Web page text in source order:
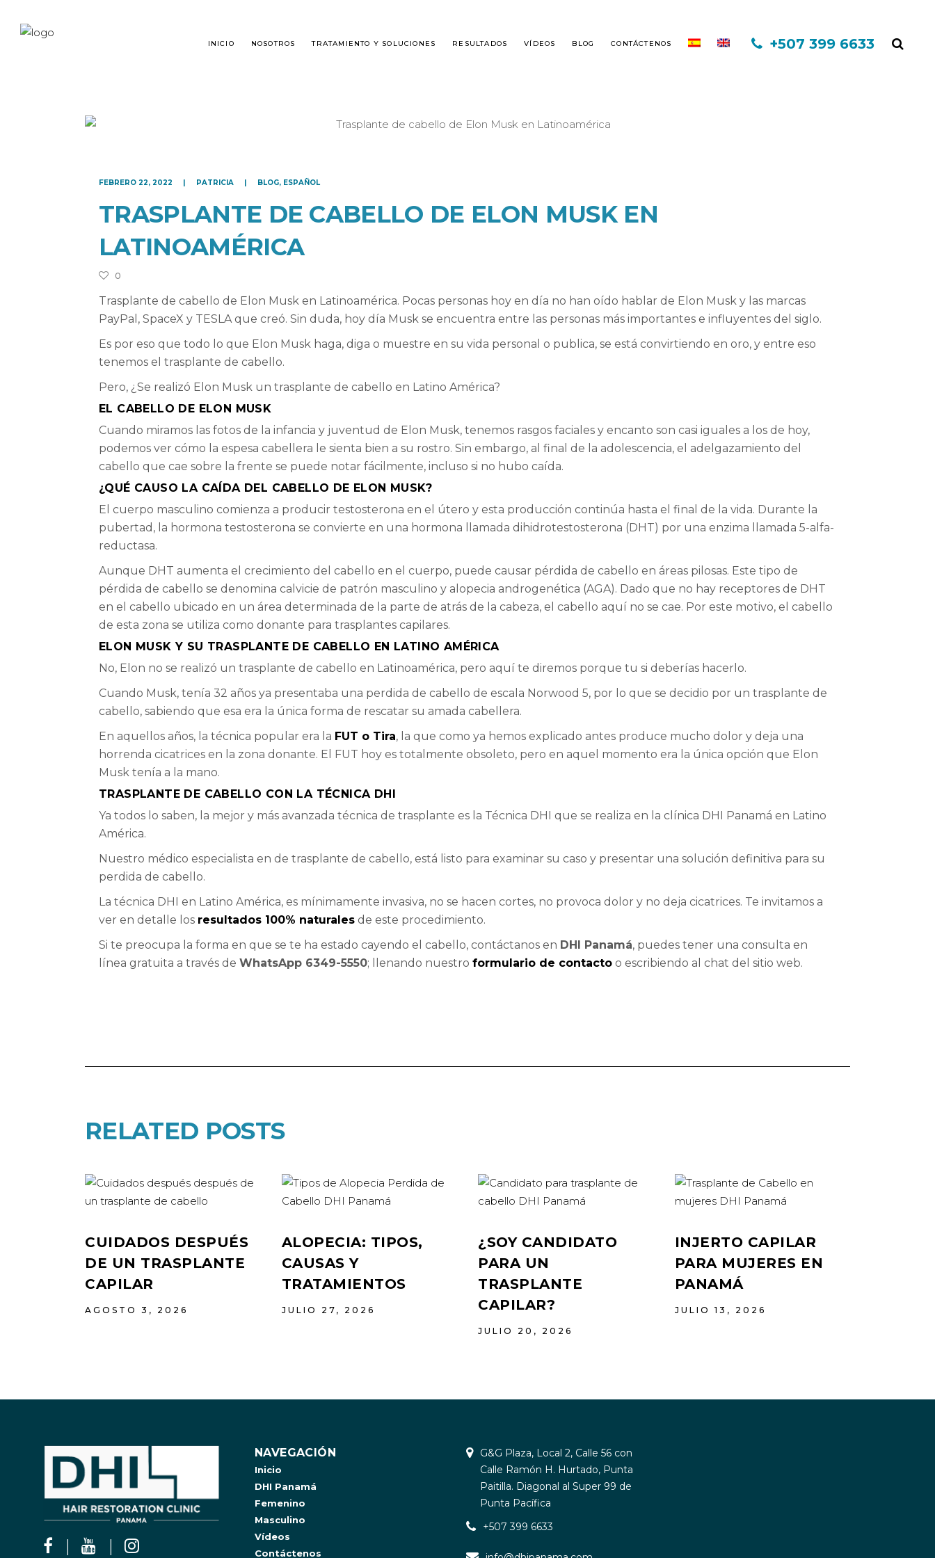
INICIO NOSOTROS TRATAMIENTO Y SOLUCIONES
RESTAURACIÓN DE CEJAS
MICROPIGMENTACIÓN
PREGUNTAS FRECUENTES
RESULTADOS VÍDEOS BLOG CONTÁCTENOS +507 399 6633
FEBRERO 22, 2022 PATRICIA BLOG, ESPAÑOL
TRASPLANTE DE CABELLO DE ELON MUSK EN
LATINOAMÉRICA
0
Trasplante de cabello de Elon Musk en Latinoamérica. Pocas personas hoy en día no han oído hablar de Elon Musk y las marcas
PayPal, SpaceX y TESLA que creó. Sin duda, hoy día Musk se encuentra entre las personas más importantes e influyentes del siglo.
Es por eso que todo lo que Elon Musk haga, diga o muestre en su vida personal o publica, se está convirtiendo en oro, y entre eso
tenemos el trasplante de cabello.
Pero, ¿Se realizó Elon Musk un trasplante de cabello en Latino América?
EL CABELLO DE ELON MUSK
Cuando miramos las fotos de la infancia y juventud de Elon Musk, tenemos rasgos faciales y encanto son casi iguales a los de hoy,
podemos ver cómo la espesa cabellera le sienta bien a su rostro. Sin embargo, al final de la adolescencia, el adelgazamiento del
cabello que cae sobre la frente se puede notar fácilmente, incluso si no hubo caída.
¿QUÉ CAUSO LA CAÍDA DEL CABELLO DE ELON MUSK?
El cuerpo masculino comienza a producir testosterona en el útero y esta producción continúa hasta el final de la vida. Durante la
pubertad, la hormona testosterona se convierte en una hormona llamada dihidrotestosterona (DHT) por una enzima llamada 5-alfa-
reductasa.
Aunque DHT aumenta el crecimiento del cabello en el cuerpo, puede causar pérdida de cabello en áreas pilosas. Este tipo de
pérdida de cabello se denomina calvicie de patrón masculino y alopecia androgenética (AGA). Dado que no hay receptores de DHT
en el cabello ubicado en un área determinada de la parte de atrás de la cabeza, el cabello aquí no se cae. Por este motivo, el cabello
de esta zona se utiliza como donante para trasplantes capilares.
ELON MUSK Y SU TRASPLANTE DE CABELLO EN LATINO AMÉRICA
No, Elon no se realizó un trasplante de cabello en Latinoamérica, pero aquí te diremos porque tu si deberías hacerlo.
Cuando Musk, tenía 32 años ya presentaba una perdida de cabello de escala Norwood 5, por lo que se decidio por un trasplante de
cabello, sabiendo que esa era la única forma de rescatar su amada cabellera.
En aquellos años, la técnica popular era la FUT o Tira, la que como ya hemos explicado antes produce mucho dolor y deja una
horrenda cicatrices en la zona donante. El FUT hoy es totalmente obsoleto, pero en aquel momento era la única opción que Elon
Musk tenía a la mano.
TRASPLANTE DE CABELLO CON LA TÉCNICA DHI
Ya todos lo saben, la mejor y más avanzada técnica de trasplante es la Técnica DHI que se realiza en la clínica DHI Panamá en Latino
América.
Nuestro médico especialista en de trasplante de cabello, está listo para examinar su caso y presentar una solución definitiva para su
perdida de cabello.
La técnica DHI en Latino América, es mínimamente invasiva, no se hacen cortes, no provoca dolor y no deja cicatrices. Te invitamos a
ver en detalle los resultados 100% naturales de este procedimiento.
Si te preocupa la forma en que se te ha estado cayendo el cabello, contáctanos en DHI Panamá, puedes tener una consulta en
línea gratuita a través de WhatsApp 6349-5550; llenando nuestro formulario de contacto o escribiendo al chat del sitio web.
RELATED POSTS
CUIDADOS DESPUÉS
DE UN TRASPLANTE
CAPILAR
AGOSTO 3, 2026
ALOPECIA: TIPOS,
CAUSAS Y
TRATAMIENTOS
JULIO 27, 2026
¿SOY CANDIDATO
PARA UN
TRASPLANTE
CAPILAR?
JULIO 20, 2026
INJERTO CAPILAR
PARA MUJERES EN
PANAMÁ
JULIO 13, 2026
NAVEGACIÓN
Inicio
DHI Panamá
Femenino
Masculino
Vídeos
Contáctenos
G&G Plaza, Local 2, Calle 56 con
Calle Ramón H. Hurtado, Punta
Paitilla. Diagonal al Super 99 de
Punta Pacífica
+507 399 6633